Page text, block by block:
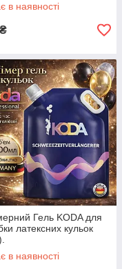
в наявності
₴
Гель KODA для
латексних кульок
в наявності